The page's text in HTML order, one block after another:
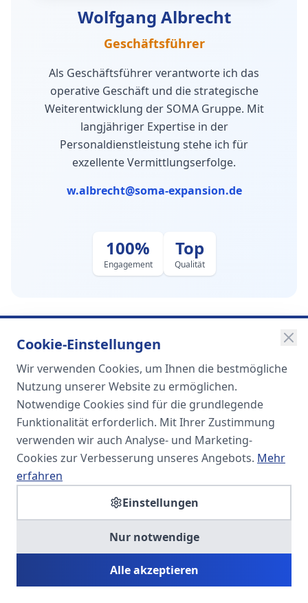
Wolfgang Albrecht
Geschäftsführer
Als Geschäftsführer verantworte ich das
operative Geschäft und die strategische
Weiterentwicklung der SOMA Gruppe. Mit
langjähriger Expertise in der
Personaldienstleistung stehe ich für
exzellente Vermittlungserfolge.
w.albrecht@soma-expansion.de
100%
Engagement
Top
Qualität
SOMA
Unternehmensgruppe
Spezialisiert auf Fach- und
Führungskräfte in der
SOMA HR KONSULT UG
Personalberatung & Executive Search
Cookie-Einstellungen
Wir verwenden Cookies, um Ihnen die bestmögliche
Nutzung unserer Website zu ermöglichen.
Notwendige Cookies sind für die grundlegende
Funktionalität erforderlich. Mit Ihrer Zustimmung
verwenden wir auch Analyse- und Marketing-
Cookies zur Verbesserung unseres Angebots. Mehr
erfahren
Einstellungen
Nur notwendige
Alle akzeptieren